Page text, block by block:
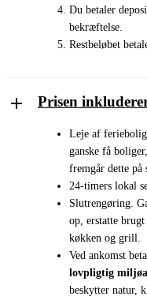
Du betaler
bekræftelse.
Restbeløbet
Prisen
Leje af
ganske få
fremgår dette på
24-timers lokal
Slutrengøring.
op, erstatte
køkken og grill.
Ved ankomst
lovpligtig
beskytter natur,